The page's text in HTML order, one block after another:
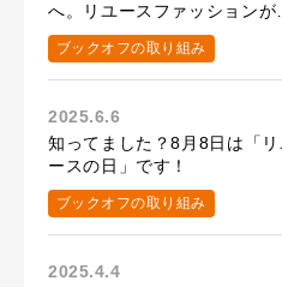
へ。リユースファッションが
ないだ、髙橋百花さんの挑戦
ブックオフの取り組み
2025.6.6
知ってました？8月8日は「リ
ースの日」です！
ブックオフの取り組み
2025.4.4